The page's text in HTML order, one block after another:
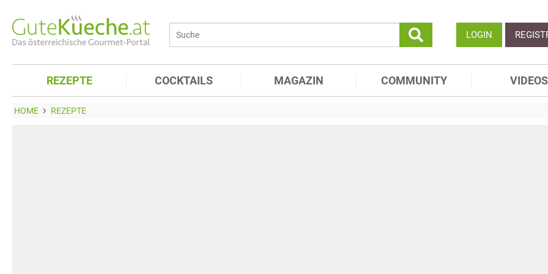
LOGIN
REZEPTE COCKTAILS MAGAZIN COMMUNITY VIDEOS
HOME REZEPTE